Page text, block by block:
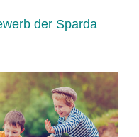
der Sparda